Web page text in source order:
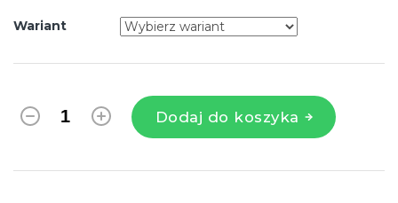
Wariant
Dodaj do koszyka